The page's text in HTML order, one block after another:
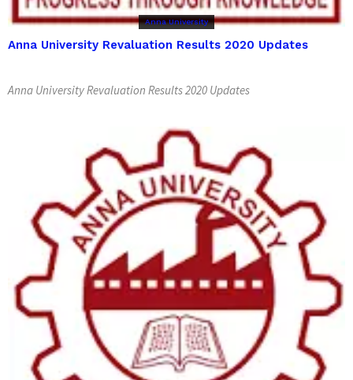
Anna University
Anna University Revaluation Results 2020 Updates
Anna University Revaluation Results 2020 Updates